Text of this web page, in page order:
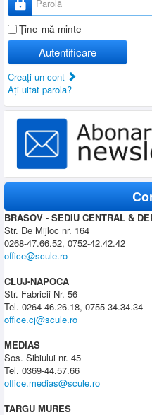
Ţine-mă minte
Autentificare
Creaţi un cont
Aţi uitat parola?
BRASOV - SEDIU CENTRAL &
Str. De Mijloc nr. 164
0268-47.66.52, 0752-42.42.42
office@scule.ro
CLUJ-NAPOCA
Str. Fabricii Nr. 56
Tel. 0264-46.26.18, 0755-34.34.34
office.cj@scule.ro
MEDIAS
Sos. Sibiului nr. 45
Tel. 0369-44.57.66
office.medias@scule.ro
TARGU MURES